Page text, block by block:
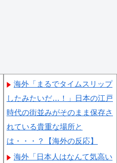
海外「まるでタイムスリップ
したみたいだ…！」日本の江戸
時代の街並みがそのまま保存さ
れている貴重な場所と
は・・・？【海外の反応】
海外「日本人はなんて気高い